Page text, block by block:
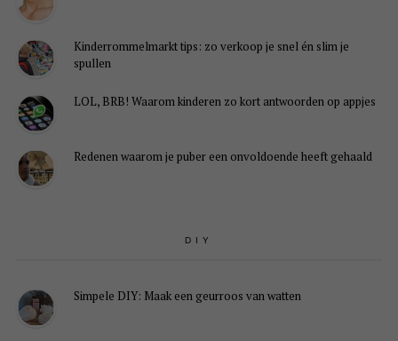
Kinderrommelmarkt tips: zo verkoop je snel én slim je
spullen
LOL, BRB! Waarom kinderen zo kort antwoorden op appjes
Redenen waarom je puber een onvoldoende heeft gehaald
DIY
Simpele DIY: Maak een geurroos van watten